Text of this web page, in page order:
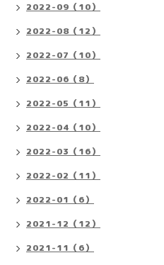
2022-09（10）
2022-08（12）
2022-07（10）
2022-06（8）
2022-05（11）
2022-04（10）
2022-03（16）
2022-02（11）
2022-01（6）
2021-12（12）
2021-11（6）